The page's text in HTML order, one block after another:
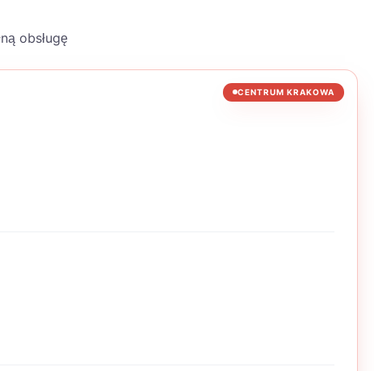
obsługę
WYRÓŻNIONE:
CENTRUM KRAKOWA